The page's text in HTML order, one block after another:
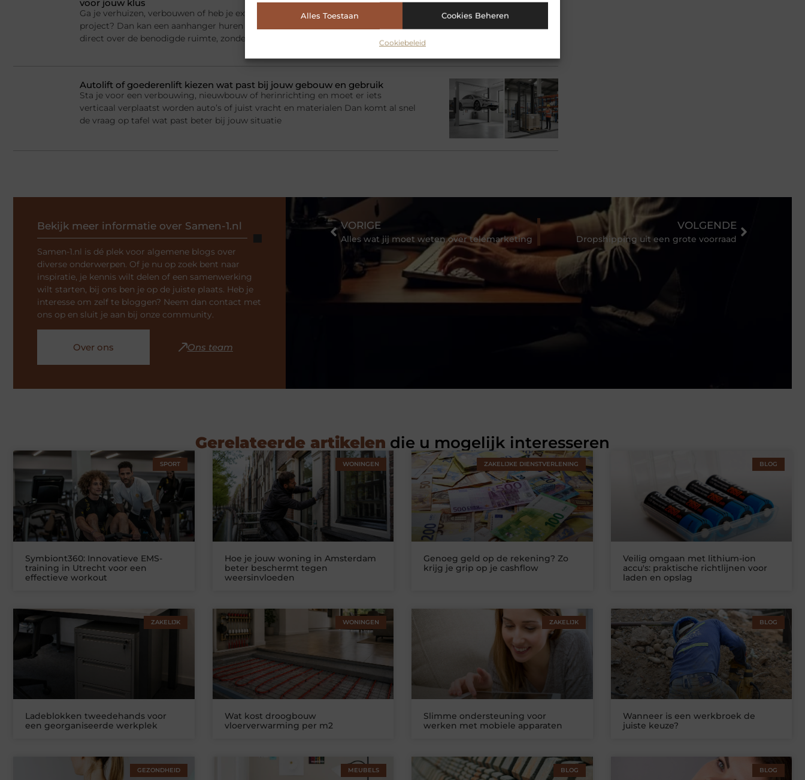
Alles Toestaan Cookies Beheren
Cookiebeleid
voor jouw klus
Ga je verhuizen, verbouwen of heb je extra laadruimte nodig voor een tijdelijk
project? Dan kan een aanhanger huren een slimme oplossing zijn. Je beschikt
direct over de benodigde ruimte, zonder dat je zelf een
Autolift of goederenlift kiezen wat past bij jouw gebouw en gebruik
Sta je voor een verbouwing, nieuwbouw of herinrichting en moet er iets
verticaal verplaatst worden auto’s of juist vracht en materialen Dan komt al snel
de vraag op tafel wat past beter bij jouw situatie
Bekijk meer informatie over Samen-1.nl
Samen-1.nl is dé plek voor algemene blogs over
diverse onderwerpen. Of je nu op zoek bent naar
inspiratie, je kennis wilt delen of een samenwerking
wilt starten, bij ons ben je op de juiste plaats. Heb je
interesse om zelf te bloggen? Neem dan contact met
ons op en sluit je aan bij onze community.
Over ons Ons team
VORIGE
Alles wat jij moet weten over telemarketing
VOLGENDE
Dropshipping uit een grote voorraad
Gerelateerde artikelen die u mogelijk interesseren
SPORT
Symbiont360: Innovatieve EMS-
training in Utrecht voor een
effectieve workout
WONINGEN
Hoe je jouw woning in Amsterdam
beter beschermt tegen
weersinvloeden
ZAKELIJKE DIENSTVERLENING
Genoeg geld op de rekening? Zo
krijg je grip op je cashflow
BLOG
Veilig omgaan met lithium-ion
accu's: praktische richtlijnen voor
laden en opslag
ZAKELIJK
Ladeblokken tweedehands voor
een georganiseerde werkplek
WONINGEN
Wat kost droogbouw
vloerverwarming per m2
ZAKELIJK
Slimme ondersteuning voor
werken met mobiele apparaten
BLOG
Wanneer is een werkbroek de
juiste keuze?
GEZONDHEID MEUBELS BLOG BLOG